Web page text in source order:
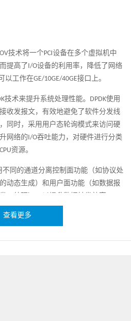
技术将一个PCI设备在多个虚拟机中
提高了I/O设备的利用率，降低了网络
以工作在GE/10GE/40GE接口上。
技术来提升系统处理性能。DPDK使用
收发报文，有效地避免了软件分发线
同时，采用用户态轮询模式来访问硬
网络的I/O吞吐能力，对硬件进行分类
资源。
不同的通道分离控制面功能（如协议处
动态生成）和用户面功能（如数据报
协议实现防火墙热备份功能。
查看更多